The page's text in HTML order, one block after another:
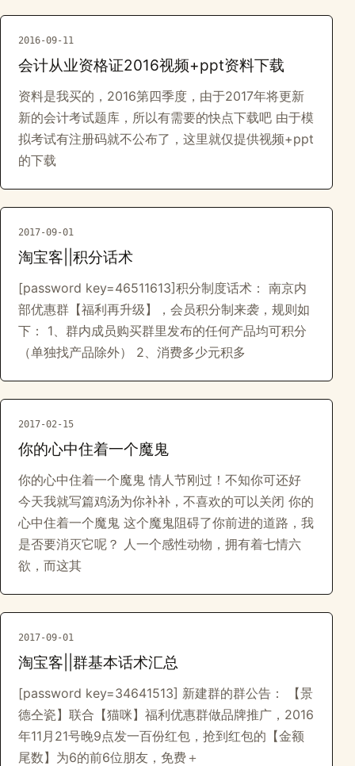
2016-09-11
会计从业资格证2016视频+ppt资料下载
资料是我买的，2016第四季度，由于2017年将更新
新的会计考试题库，所以有需要的快点下载吧 由于模
拟考试有注册码就不公布了，这里就仅提供视频+ppt
的下载
2017-09-01
淘宝客||积分话术
[password key=46511613]积分制度话术： 南京内
部优惠群【福利再升级】，会员积分制来袭，规则如
下： 1、群内成员购买群里发布的任何产品均可积分
（单独找产品除外） 2、消费多少元积多
2017-02-15
你的心中住着一个魔鬼
你的心中住着一个魔鬼 情人节刚过！不知你可还好
今天我就写篇鸡汤为你补补，不喜欢的可以关闭 你的
心中住着一个魔鬼 这个魔鬼阻碍了你前进的道路，我
是否要消灭它呢？ 人一个感性动物，拥有着七情六
欲，而这其
2017-09-01
淘宝客||群基本话术汇总
[password key=34641513] 新建群的群公告： 【景
德仝瓷】联合【猫咪】福利优惠群做品牌推广，2016
年11月21号晚9点发一百份红包，抢到红包的【金额
尾数】为6的前6位朋友，免费＋